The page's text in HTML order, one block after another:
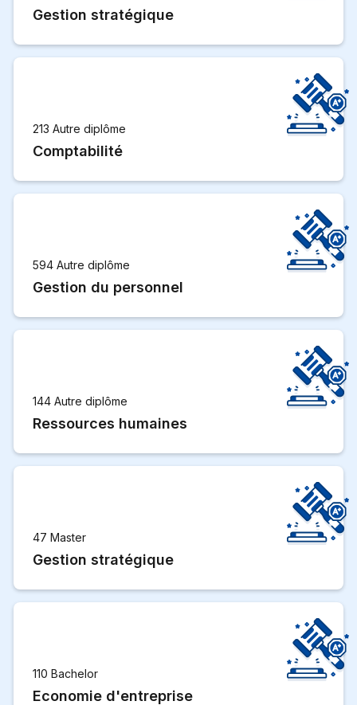
Gestion stratégique
213 Autre diplôme
Comptabilité
594 Autre diplôme
Gestion du personnel
144 Autre diplôme
Ressources humaines
47 Master
Gestion stratégique
110 Bachelor
Economie d'entreprise